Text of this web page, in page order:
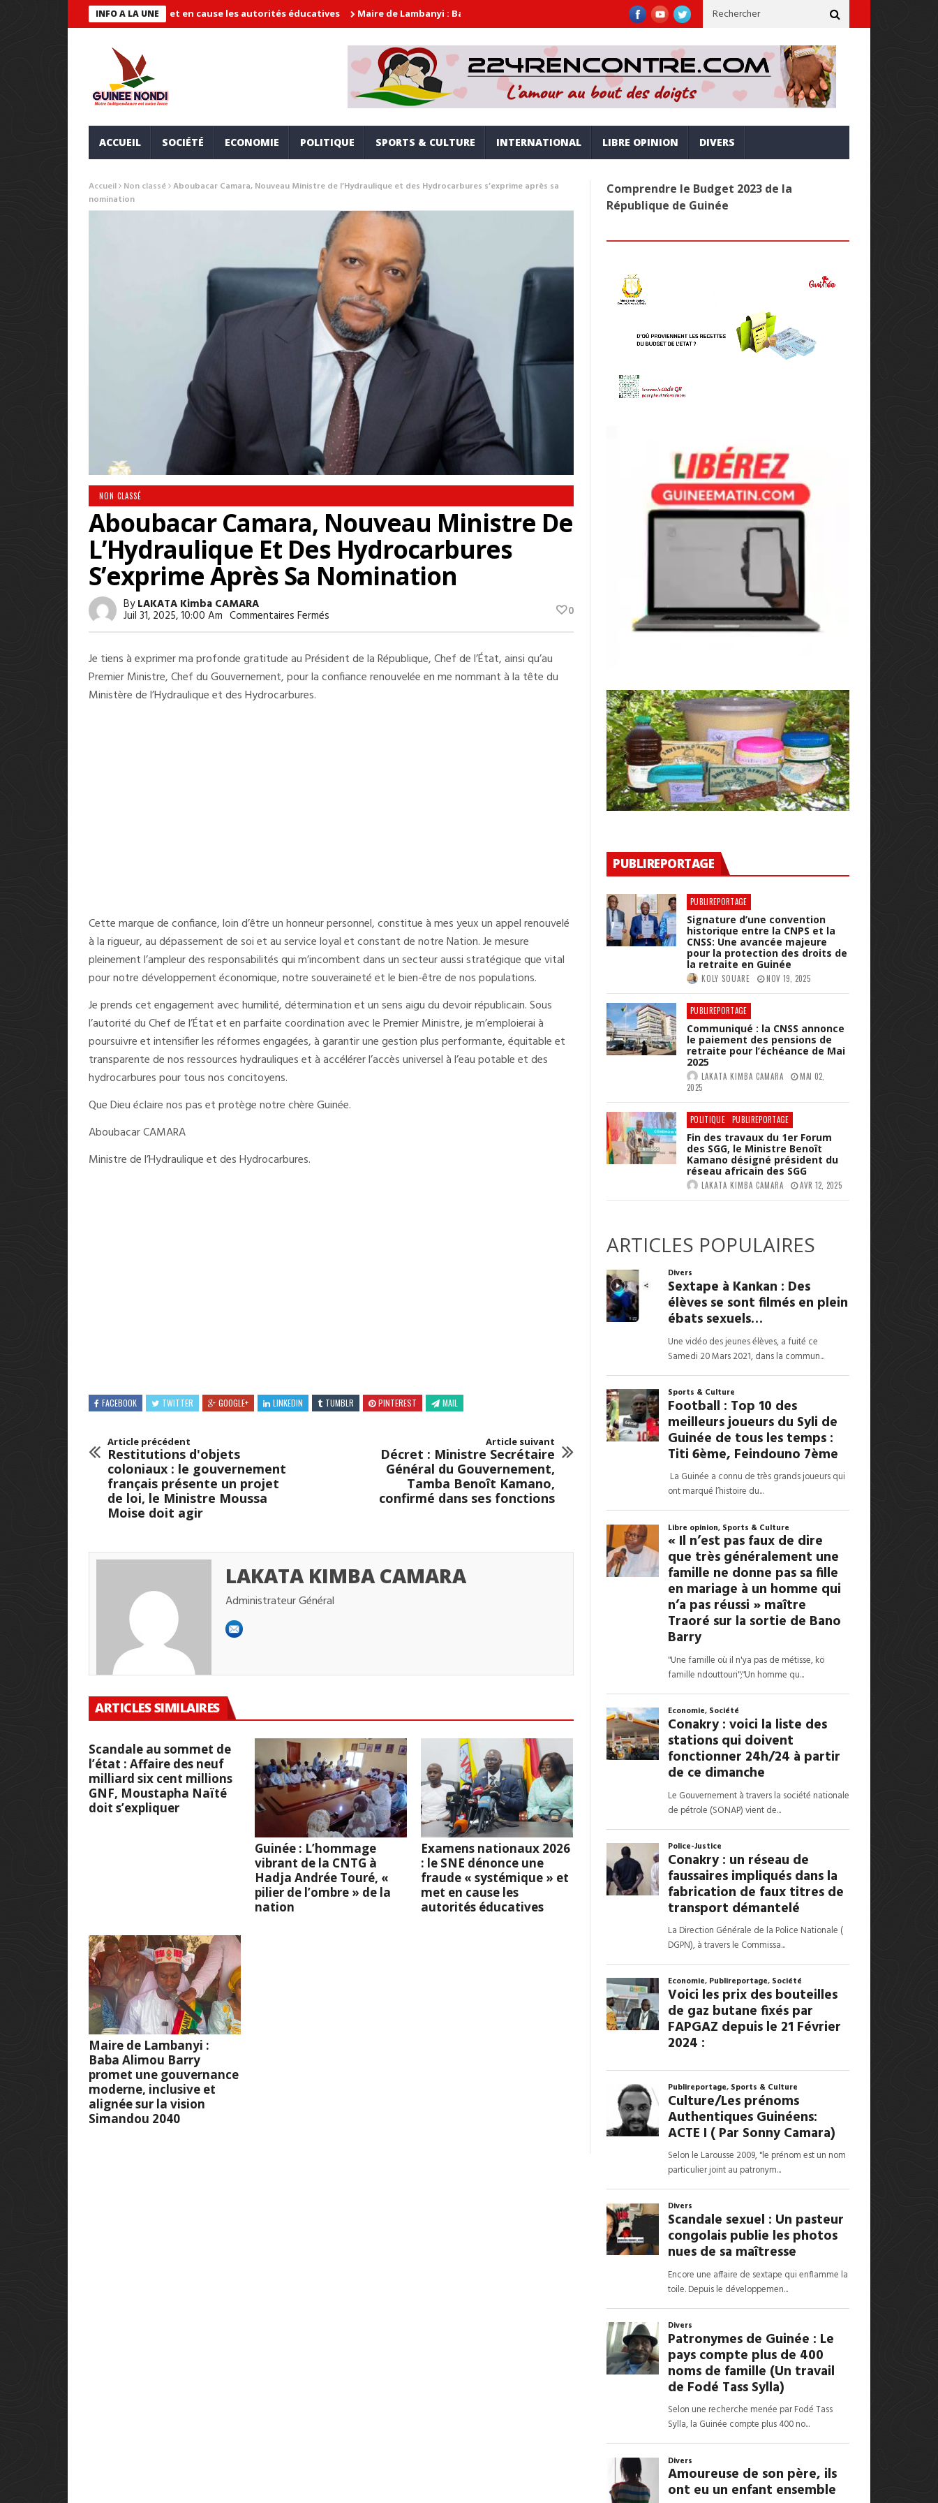
INFO A LA UNE
« systémique » et met en cause les autorités éducatives Maire de Lambanyi : Baba Alimou Barry promet une gouvernance moderne, inclusive et alignée sur la vision Simandou 2040
ACCUEIL SOCIÉTÉ ECONOMIE POLITIQUE SPORTS & CULTURE INTERNATIONAL LIBRE OPINION DIVERS
Accueil Non classé Aboubacar Camara, Nouveau Ministre de l’Hydraulique et des Hydrocarbures s’exprime après sa
nomination
NON CLASSÉ
Aboubacar Camara, Nouveau Ministre De
L’Hydraulique Et Des Hydrocarbures
S’exprime Après Sa Nomination
ByLAKATA Kimba CAMARA
Juil 31, 2025, 10:00 Am Commentaires Fermés
Camara,
Ministre
De
L’Hydraulique
0
Je tiens à exprimer ma profonde gratitude au Président de la République, Chef de l’État, ainsi qu’au
Premier Ministre, Chef du Gouvernement, pour la confiance renouvelée en me nommant à la tête du
Ministère de l’Hydraulique et des Hydrocarbures.
Cette marque de confiance, loin d’être un honneur personnel, constitue à mes yeux un appel renouvelé
à la rigueur, au dépassement de soi et au service loyal et constant de notre Nation. Je mesure
pleinement l’ampleur des responsabilités qui m’incombent dans un secteur aussi stratégique que vital
pour notre développement économique, notre souveraineté et le bien-être de nos populations.
Je prends cet engagement avec humilité, détermination et un sens aigu du devoir républicain. Sous
l’autorité du Chef de l’État et en parfaite coordination avec le Premier Ministre, je m’emploierai à
poursuivre et intensifier les réformes engagées, à garantir une gestion plus performante, équitable et
transparente de nos ressources hydrauliques et à accélérer l’accès universel à l’eau potable et des
hydrocarbures pour tous nos concitoyens.
Que Dieu éclaire nos pas et protège notre chère Guinée.
Aboubacar CAMARA
Ministre de l’Hydraulique et des Hydrocarbures.
FACEBOOK TWITTER GOOGLE+ LINKEDIN TUMBLR PINTEREST MAIL
Article précédent
Restitutions d'objets
coloniaux : le gouvernement
français présente un projet
de loi, le Ministre Moussa
Moise doit agir
Article suivant
Décret : Ministre Secrétaire
Général du Gouvernement,
Tamba Benoît Kamano,
confirmé dans ses fonctions
LAKATA KIMBA CAMARA
Administrateur Général
ARTICLES SIMILAIRES
Scandale au sommet de
l’état : Affaire des neuf
milliard six cent millions
GNF, Moustapha Naïté
doit s’expliquer
Guinée : L’hommage
vibrant de la CNTG à
Hadja Andrée Touré, «
pilier de l’ombre » de la
nation
Examens nationaux 2026
: le SNE dénonce une
fraude « systémique » et
met en cause les
autorités éducatives
Maire de Lambanyi :
Baba Alimou Barry
promet une gouvernance
moderne, inclusive et
alignée sur la vision
Simandou 2040
Comprendre le Budget 2023 de la
République de Guinée
PUBLIREPORTAGE
PUBLIREPORTAGE
Signature d’une convention
historique entre la CNPS et la
CNSS: Une avancée majeure
pour la protection des droits de
la retraite en Guinée
KOLY SOUARE NOV 19, 2025
PUBLIREPORTAGE
Communiqué : la CNSS annonce
le paiement des pensions de
retraite pour l’échéance de Mai
2025
LAKATA KIMBA CAMARA
MAI 02,
2025
POLITIQUE PUBLIREPORTAGE
Fin des travaux du 1er Forum
des SGG, le Ministre Benoît
Kamano désigné président du
réseau africain des SGG
LAKATA KIMBA CAMARA AVR 12, 2025
ARTICLES POPULAIRES